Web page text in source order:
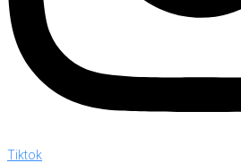
Tiktok